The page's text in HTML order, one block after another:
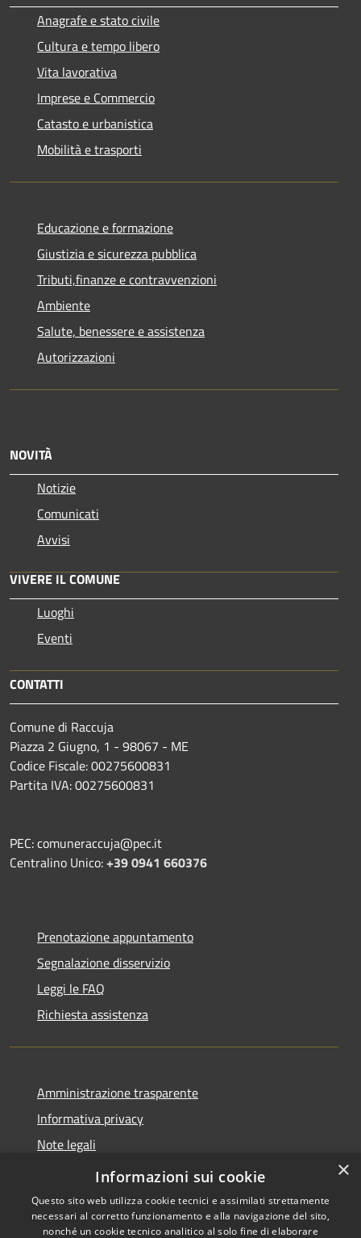
Anagrafe e stato civile
Cultura e tempo libero
Vita lavorativa
Imprese e Commercio
Catasto e urbanistica
Mobilità e trasporti
Educazione e formazione
Giustizia e sicurezza pubblica
Tributi,finanze e contravvenzioni
Ambiente
Salute, benessere e assistenza
Autorizzazioni
NOVITÀ
Notizie
Comunicati
Avvisi
VIVERE IL COMUNE
Luoghi
Eventi
CONTATTI
Comune di Raccuja
Piazza 2 Giugno, 1 - 98067 - ME
Codice Fiscale: 00275600831
Partita IVA: 00275600831
PEC: comuneraccuja@pec.it
Centralino Unico:+39 0941 660376
Prenotazione appuntamento
Segnalazione disservizio
Leggi le FAQ
Richiesta assistenza
Amministrazione trasparente
Informativa privacy
Note legali
Dichiarazione di accessibilità
×
Informazioni sui cookie
Questo sito web utilizza cookie tecnici e assimilati strettamente
necessari al corretto funzionamento e alla navigazione del sito,
nonché un cookie tecnico analitico al solo fine di elaborare